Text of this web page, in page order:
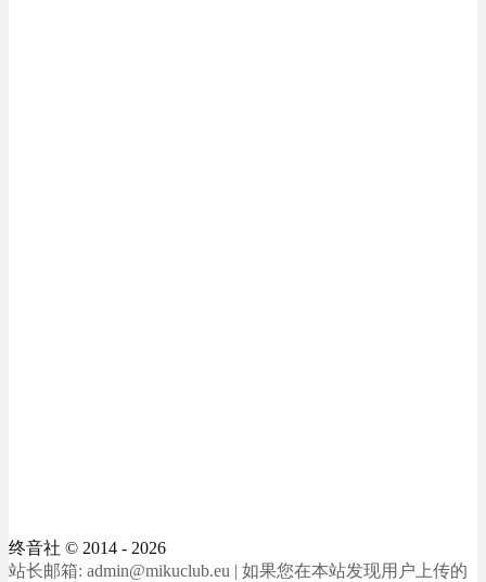
终音社 © 2014 - 2026
站长邮箱: admin@mikuclub.eu | 如果您在本站发现用户上传的